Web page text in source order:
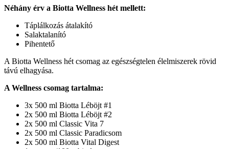
Néhány érv a Biotta Wellness hét mellett:
Táplálkozás átalakító
Salaktalanító
Pihentető
A Biotta Wellness hét csomag az egészségtelen élelmiszerek rövid
távú elhagyása.
A Wellness csomag tartalma:
3x 500 ml Biotta Léböjt #1
2x 500 ml Biotta Léböjt #2
2x 500 ml Classic Vita 7
2x 500 ml Classic Paradicsom
2x 500 ml Biotta Vital Digest